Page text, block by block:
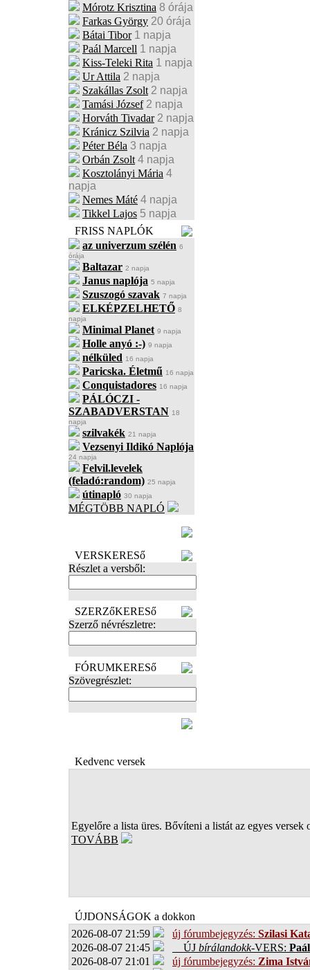
Mórotz Krisztina 8 órája
Farkas György 20 órája
Bátai Tibor 1 napja
Paál Marcell 1 napja
Kiss-Teleki Rita 1 napja
Ur Attila 2 napja
Szakállas Zsolt 2 napja
Tamási József 2 napja
Horváth Tivadar 2 napja
Kránicz Szilvia 2 napja
Péter Béla 3 napja
Orbán Zsolt 4 napja
Kosztolányi Mária 4
napja
Nemes Máté 4 napja
Tikkel Lajos 5 napja
FRISS NAPLÓK
az univerzum szélén 6
órája
Baltazar 2 napja
Janus naplója 5 napja
Szuszogó szavak 7 napja
ELKÉPZELHETŐ 8
napja
Minimal Planet 9 napja
Holle anyó :-) 9 napja
nélküled 16 napja
Paricska. Életmű 16 napja
Conquistadores 16 napja
PÁLÓCZI -
SZABADVERSTAN 18
napja
szilvakék 21 napja
Vezsenyi Ildikó Naplója
24 napja
Felvil.levelek
(feladó:random) 25 napja
útinapló 30 napja
MÉGTÖBB NAPLÓ
VERSKERESő
Részlet a versből:
SZERZőKERESő
Szerző névrészletre:
FÓRUMKERESő
Szövegrészlet:
Kedvenc versek
Egyelőre a lista üres. Bővíteni a listát az egyes versek
TOVÁBB
ÚJDONSÁGOK a dokkon
2026-08-07 21:59
új fórumbejegyzés: Szilasi
2026-08-07 21:45
ÚJ bírálandokk-VERS:
2026-08-07 21:01
új fórumbejegyzés: Zima